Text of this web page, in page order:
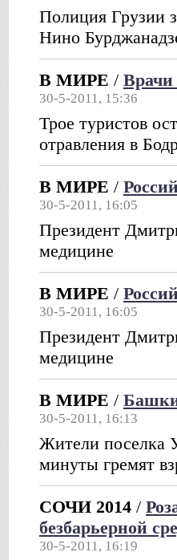
Полиция Грузии
Нино
В МИРЕ / Врачи
30-5-2011, 15:36
Трое туристов
отравления в
В МИРЕ /
30-5-2011, 16:05
Президент
медицине
В МИРЕ /
30-5-2011, 16:05
Президент
медицине
В МИРЕ /
30-5-2011, 16:13
Жители поселка
минуты гремят
СОЧИ 2014 /
безбарьерной
30-5-2011, 16:19